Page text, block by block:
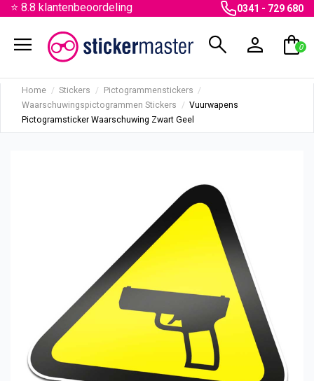
⭐ 8.8 klantenbeoordeling 0341 - 729 680
menu search person shopping_bag
0
Home Stickers
Pictogrammenstickers
Waarschuwingspictogrammen Stickers
Vuurwapens
Pictogramsticker Waarschuwing Zwart Geel